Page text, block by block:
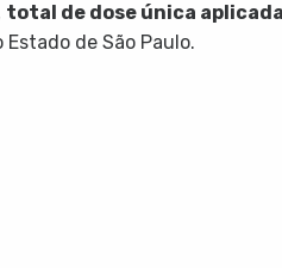
total de dose única
de São Paulo.